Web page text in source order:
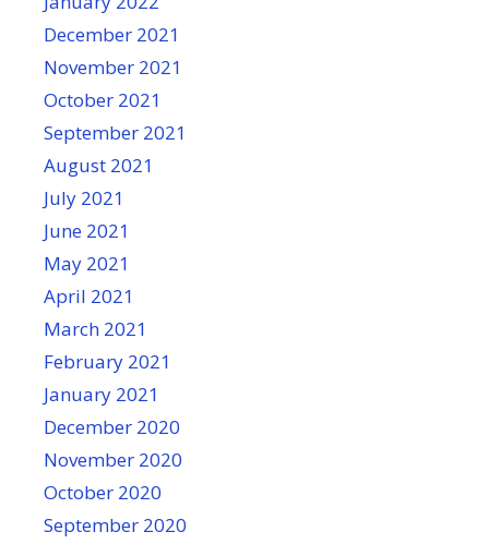
December 2021
November 2021
October 2021
September 2021
August 2021
July 2021
June 2021
May 2021
April 2021
March 2021
February 2021
January 2021
December 2020
November 2020
October 2020
September 2020